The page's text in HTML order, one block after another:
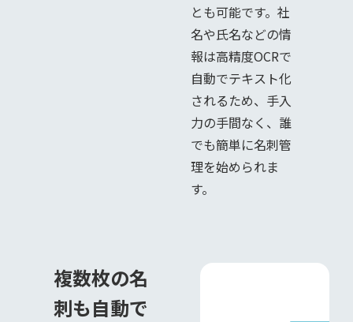
とも可能です。社
名や氏名などの情
報は高精度OCRで
自動でテキスト化
されるため、手入
力の手間なく、誰
でも簡単に名刺管
理を始められま
す。
複数枚の名
刺も自動で